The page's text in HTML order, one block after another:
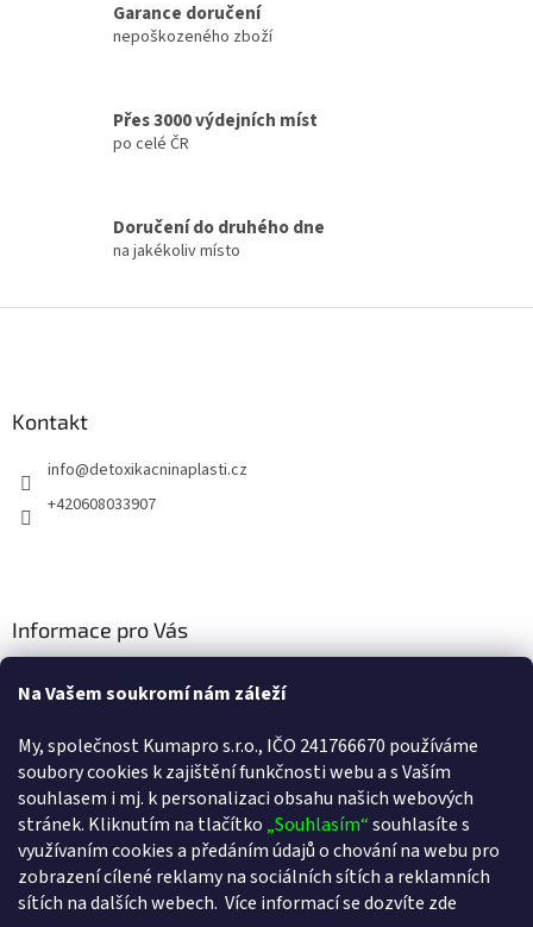
Na Vašem soukromí nám záleží
My, společnost Kumapro s.r.o., IČO 241766670 používáme
soubory cookies k zajištění funkčnosti webu a s Vaším
souhlasem i mj. k personalizaci obsahu našich webových
stránek. Kliknutím na tlačítko „Souhlasím“souhlasíte s
využívaním cookies a předáním údajů o chování na webu pro
zobrazení cílené reklamy na sociálních sítích a reklamních
sítích na dalších webech. Více informací se dozvíte zde
v
ý
u
Garance doručení
nepoškozeného zboží
Přes 3000 výdejních míst
po celé ČR
Doručení do druhého dne
na jakékoliv místo
Kontakt
info@detoxikacninaplasti.cz
+420608033907
Informace pro Vás
Kontakty
Obchodní podmínky
Podmínky ochrany osobních údajů